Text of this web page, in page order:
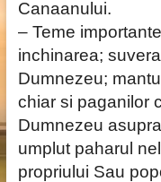
Canaanului.
– Teme
inchinarea;
Dumnezeu;
chiar si paganilor
Dumnezeu
umplut paharul
propriului Sau